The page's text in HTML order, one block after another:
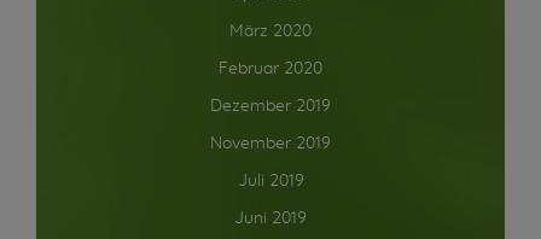
März 2020
Februar 2020
Dezember 2019
November 2019
Juli 2019
Juni 2019